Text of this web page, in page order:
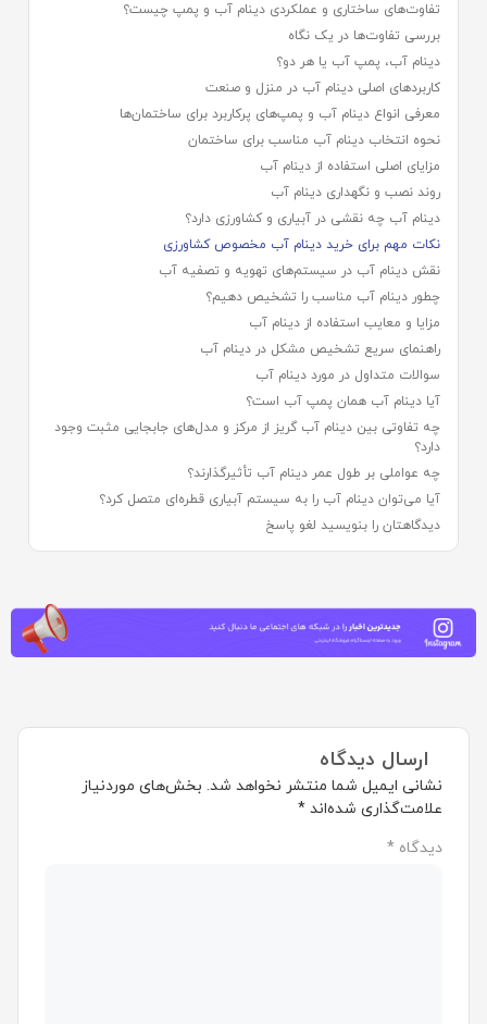
تفاوت‌های ساختاری و عملکردی دینام آب و پمپ چیست؟
بررسی تفاوت‌ها در یک نگاه
دینام آب، پمپ آب یا هر دو؟
کاربردهای اصلی دینام آب در منزل و صنعت
معرفی انواع دینام آب و پمپ‌های پرکاربرد برای ساختمان‌ها
نحوه انتخاب دینام آب مناسب برای ساختمان
مزایای اصلی استفاده از دینام آب
روند نصب و نگهداری دینام آب
دینام آب چه نقشی در آبیاری و کشاورزی دارد؟
نکات مهم برای خرید دینام آب مخصوص کشاورزی
نقش دینام آب در سیستم‌های تهویه و تصفیه آب
چطور دینام آب مناسب را تشخیص دهیم؟
مزایا و معایب استفاده از دینام آب
راهنمای سریع تشخیص مشکل در دینام آب
سوالات متداول در مورد دینام آب
آیا دینام آب همان پمپ آب است؟
چه تفاوتی بین دینام آب گریز از مرکز و مدل‌های جابجایی مثبت وجود
دارد؟
چه عواملی بر طول عمر دینام آب تأثیرگذارند؟
آیا می‌توان دینام آب را به سیستم آبیاری قطره‌ای متصل کرد؟
دیدگاهتان را بنویسید لغو پاسخ
ارسال دیدگاه
نشانی ایمیل شما منتشر نخواهد شد. بخش‌های موردنیاز
علامت‌گذاری شده‌اند *
دیدگاه *